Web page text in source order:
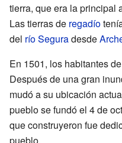
tierra, que era la principal
Las tierras de regadío
del río Seguradesde
En 1501, los habitantes
Después de una gran
mudó a su ubicación
pueblo se fundó el 4 de
que construyeron fue
pueblo.